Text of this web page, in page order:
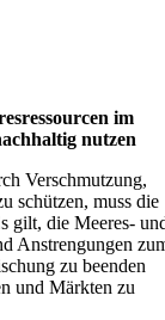
im
nut­zen
Verschmutzung,
schützen, muss die
gilt, die Meeres-
Anstrengungen
zu beenden
und Märkten zu